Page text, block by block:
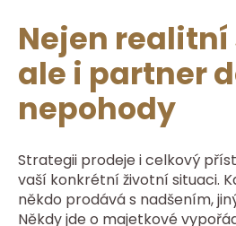
Nejen realitní
ale i partner
nepohody
Strategii prodeje i celkový
vaší konkrétní životní situaci.
někdo prodává s nadšením,
Někdy jde o majetkové